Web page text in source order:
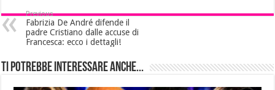
Previous
Fabrizia De André difende il
padre Cristiano dalle accuse di
Francesca: ecco i dettagli!
Ti potrebbe interessare anche...